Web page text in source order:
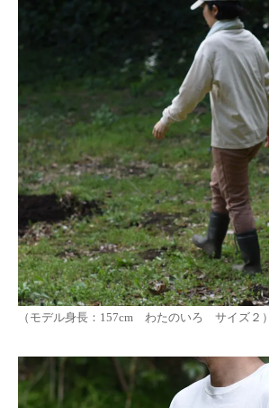
（モデル身長：157cm わたのいろ サイズ２）